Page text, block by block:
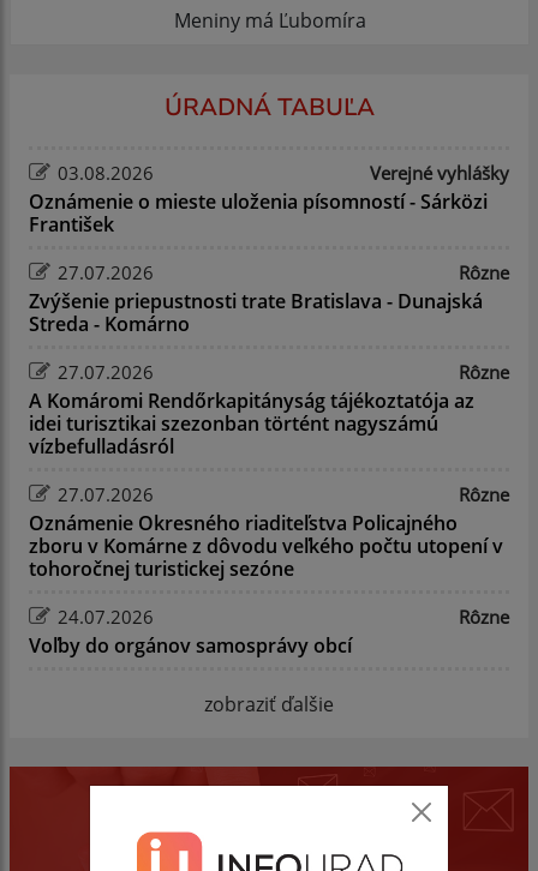
Meniny má Ľubomíra
ÚRADNÁ TABUĽA
03.08.2026 Verejné vyhlášky
Oznámenie o mieste uloženia písomností - Sárközi
František
27.07.2026 Rôzne
Zvýšenie priepustnosti trate Bratislava - Dunajská
Streda - Komárno
27.07.2026 Rôzne
A Komáromi Rendőrkapitányság tájékoztatója az
idei turisztikai szezonban történt nagyszámú
vízbefulladásról
27.07.2026 Rôzne
Oznámenie Okresného riaditeľstva Policajného
zboru v Komárne z dôvodu veľkého počtu utopení v
tohoročnej turistickej sezóne
24.07.2026 Rôzne
Voľby do orgánov samosprávy obcí
zobraziť ďalšie
Mobilná aplikácia